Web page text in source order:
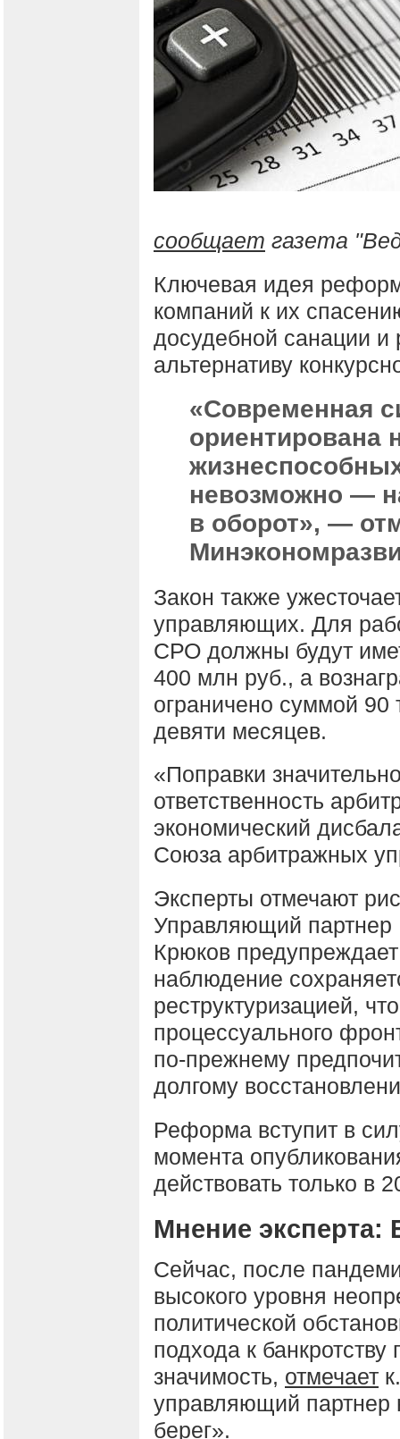
сообщает газета
Ключевая идея
компаний к их
досудебной санации и
альтернативу
«Современная
ориентирована
невозможно —
в оборот», —
Закон также
управляющих. Для
СРО должны будут
400 млн руб., а
ограничено суммой 90
девяти месяцев.
«Поправки
ответственность
экономический
Союза арбитражных
Эксперты отмечают
Управляющий партнер
Крюков
наблюдение
реструктуризацией,
процессуального
по-прежнему
долгому
Реформа вступит в
момента
действовать только в
Мнение эксперта:
Сейчас, после
высокого уровня
политической
подхода к
значимость, отмечает
управляющий партнер
берег».